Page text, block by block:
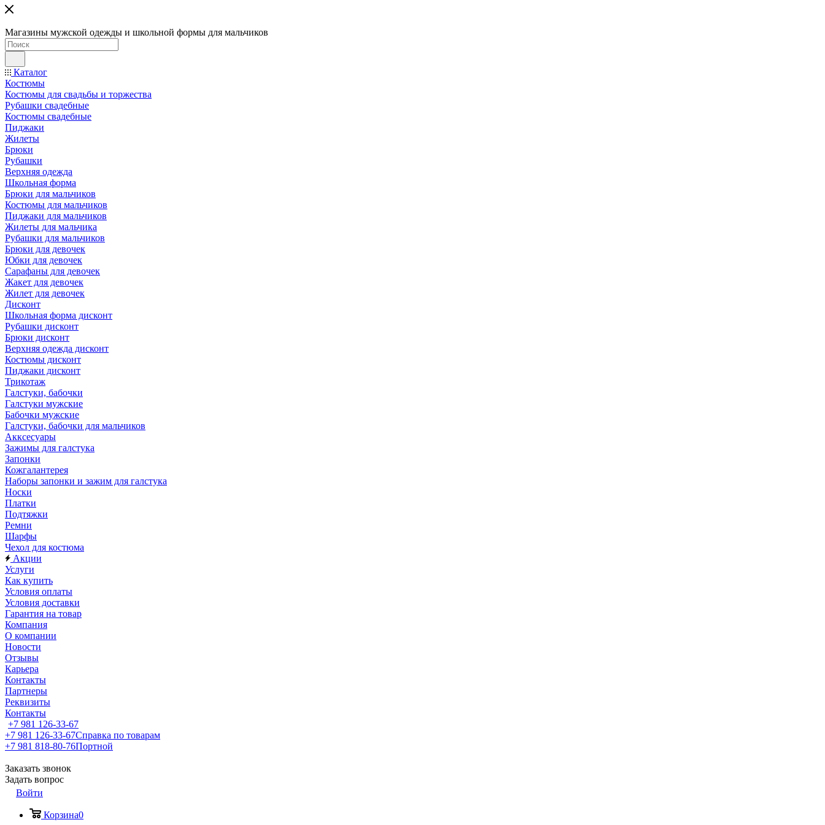
Магазины мужской одежды и школьной формы для мальчиков
Каталог
Костюмы
Костюмы для свадьбы и торжества
Рубашки свадебные
Костюмы свадебные
Пиджаки
Жилеты
Брюки
Рубашки
Верхняя одежда
Школьная форма
Брюки для мальчиков
Костюмы для мальчиков
Пиджаки для мальчиков
Жилеты для мальчика
Рубашки для мальчиков
Брюки для девочек
Юбки для девочек
Сарафаны для девочек
Жакет для девочек
Жилет для девочек
Дисконт
Школьная форма дисконт
Рубашки дисконт
Брюки дисконт
Верхняя одежда дисконт
Костюмы дисконт
Пиджаки дисконт
Трикотаж
Галстуки, бабочки
Галстуки мужские
Бабочки мужские
Галстуки, бабочки для мальчиков
Акксесуары
Зажимы для галстука
Запонки
Кожгалантерея
Наборы запонки и зажим для галстука
Носки
Платки
Подтяжки
Ремни
Шарфы
Чехол для костюма
Акции
Услуги
Как купить
Условия оплаты
Условия доставки
Гарантия на товар
Компания
О компании
Новости
Отзывы
Карьера
Контакты
Партнеры
Реквизиты
Контакты
+7 981 126-33-67
+7 981 126-33-67Справка по товарам
+7 981 818-80-76Портной
Заказать звонок
Задать вопрос
Войти
Корзина0